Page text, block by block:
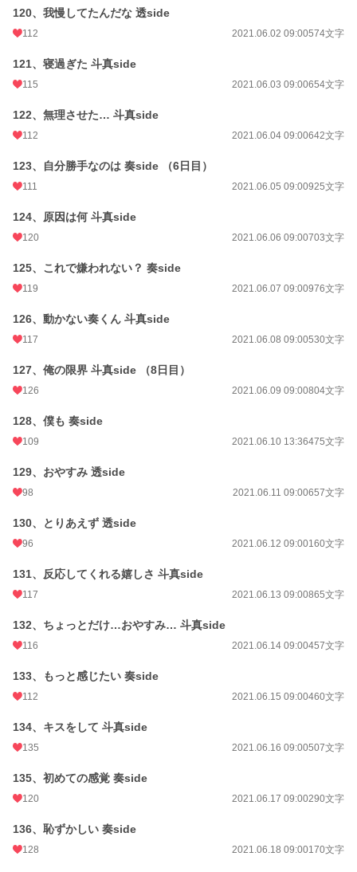
120、我慢してたんだな 透side
112 2021.06.02 09:00574文字
121、寝過ぎた 斗真side
115 2021.06.03 09:00654文字
122、無理させた… 斗真side
112 2021.06.04 09:00642文字
123、自分勝手なのは 奏side （6日目）
111 2021.06.05 09:00925文字
124、原因は何 斗真side
120 2021.06.06 09:00703文字
125、これで嫌われない？ 奏side
119 2021.06.07 09:00976文字
126、動かない奏くん 斗真side
117 2021.06.08 09:00530文字
127、俺の限界 斗真side （8日目）
126 2021.06.09 09:00804文字
128、僕も 奏side
109 2021.06.10 13:36475文字
129、おやすみ 透side
98 2021.06.11 09:00657文字
130、とりあえず 透side
96 2021.06.12 09:00160文字
131、反応してくれる嬉しさ 斗真side
117 2021.06.13 09:00865文字
132、ちょっとだけ…おやすみ… 斗真side
116 2021.06.14 09:00457文字
133、もっと感じたい 奏side
112 2021.06.15 09:00460文字
134、キスをして 斗真side
135 2021.06.16 09:00507文字
135、初めての感覚 奏side
120 2021.06.17 09:00290文字
136、恥ずかしい 奏side
128 2021.06.18 09:00170文字